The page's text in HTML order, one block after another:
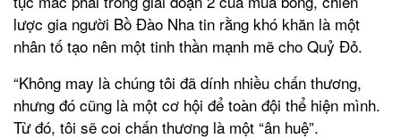
lược gia người Bồ Đào Nha tin rằng khó khăn là một
nhân tố tạo nên một tinh thần mạnh mẽ cho Quỷ Đỏ.
“Không may là chúng tôi đã dính nhiều chấn thương,
nhưng đó cũng là một cơ hội để toàn đội thể hiện mình.
Từ đó, tôi sẽ coi chấn thương là một “ân huệ”.